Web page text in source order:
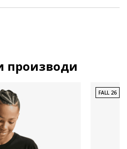
производи
FALL 26